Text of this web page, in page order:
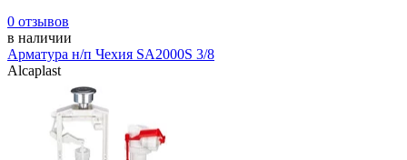
0 отзывов
в наличии
Арматура н/п Чехия SA2000S 3/8
Alcaplast